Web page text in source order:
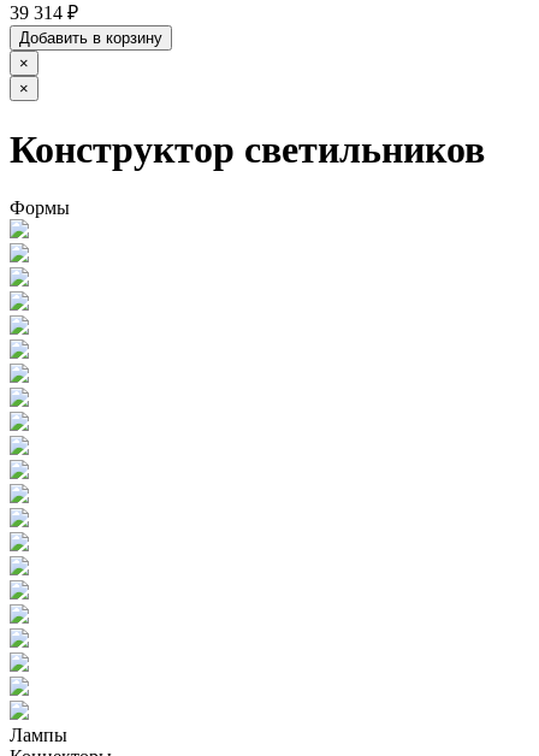
39 314 ₽
Добавить в корзину
×
×
Конструктор светильников
Формы
Лампы